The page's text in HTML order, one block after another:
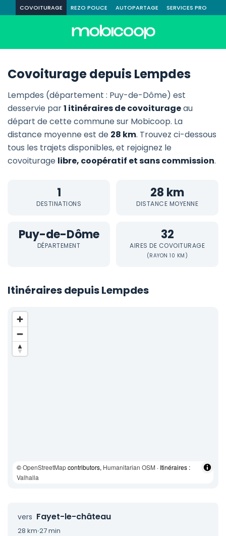
COVOITURAGE REZO POUCE AUTOPARTAGE SERVICES PRO
Covoiturage depuis Lempdes
Lempdes (département : Puy-de-Dôme) est
desservie par1 itinéraires de covoiturageau
départ de cette commune sur Mobicoop. La
distance moyenne est de 28 km. Trouvez ci-dessous
tous les trajets disponibles, et rejoignez le
covoiturage libre, coopératif et sans commission.
1
DESTINATIONS
28 km
DISTANCE MOYENNE
Puy-de-Dôme
DÉPARTEMENT
32
AIRES DE COVOITURAGE
(RAYON 10 KM)
Itinéraires depuis Lempdes
©OpenStreetMapcontributors, Humanitarian OSM · Itinéraires :
Valhalla
vers Fayet-le-château
28 km·27 min